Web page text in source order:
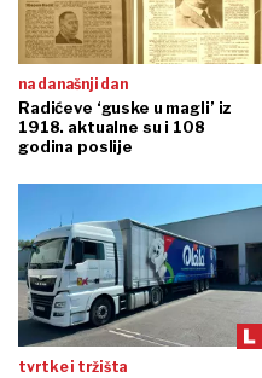
na današnji dan
Radićeve ‘guske u magli’ iz
1918. aktualne su i 108
godina poslije
tvrtke i tržišta